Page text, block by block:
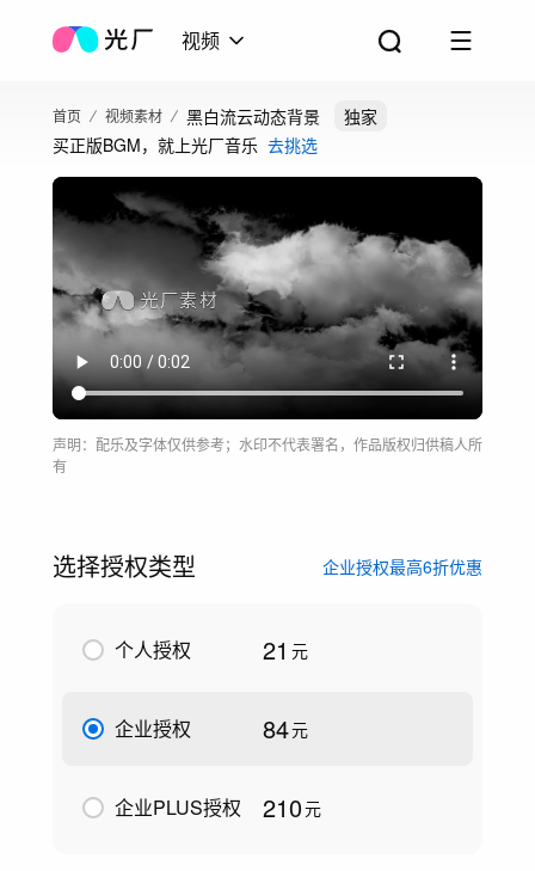
视频
首页 视频素材 黑白流云动态背景
独家
买正版BGM，就上光厂音乐 去挑选
声明：配乐及字体仅供参考；水印不代表署名，作品版权归供稿人所
有
选择授权类型 企业授权最高6折优惠
个人授权 21 元
企业授权 84元
企业PLUS授权 210元